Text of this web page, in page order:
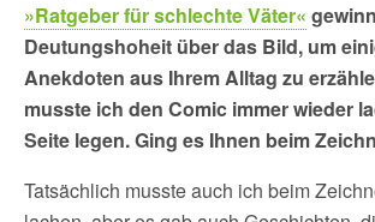
»Ratgeber für schlechte Väter«
Deutungshoheit über das Bild, um
Anekdoten aus Ihrem Alltag zu
musste ich den Comic immer wieder
Seite legen. Ging es Ihnen beim
Tatsächlich musste auch ich beim